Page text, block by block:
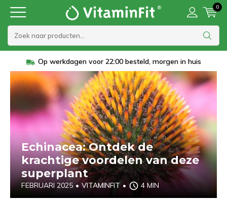
0
Vanaf 45 euro gratis verzending
Echinacea: Ontdek de
krachtige voordelen van deze
superplant
FEBRUARI 2025 • VITAMINFIT • 4 MIN